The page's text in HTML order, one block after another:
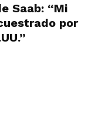
Saab: “Mi
por